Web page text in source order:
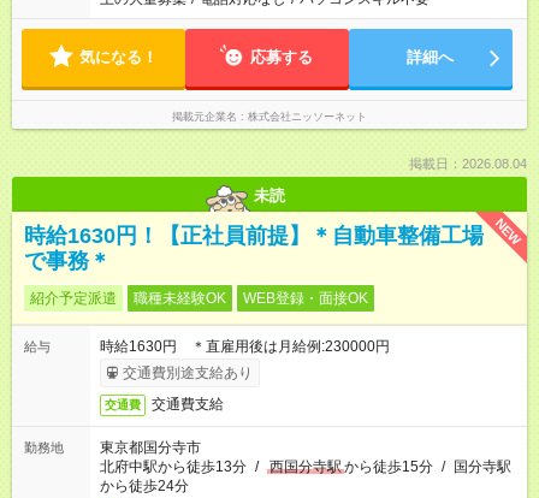
気になる！ 応募する 詳細へ
掲載元企業名 株式会社ニッソーネット
掲載日：2026.08.04
未読
NEW
時給1630円！【正社員前提】＊自動車整備工場
で事務＊
紹介予定派遣 職種未経験OK WEB登録・面接OK
給与
時給1630円 ＊直雇用後は月給例:230000円
交通費別途支給あり
交通費 交通費支給
勤務地
東京都国分寺市
北府中駅から徒歩13分 / 西国分寺駅から徒歩15分 / 国分寺駅
から徒歩24分